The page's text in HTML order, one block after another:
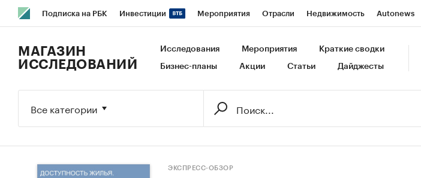
Подписка на РБК Инвестиции Мероприятия Отрасли Недвижимость Autonews
Исследования Кредитные рейтинги Франшизы Газета Спецпроекты СПб
МАГАЗИН
ИССЛЕДОВАНИЙ
Исследования Мероприятия Краткие сводки
Бизнес-планы Акции Статьи Дайджесты
Все категории
ЭКСПРЕСС-ОБЗОР